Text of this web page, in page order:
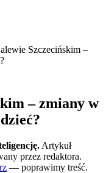
Szczecińskim –
– zmiany w
Artykuł
przez redaktora.
— poprawimy treść.